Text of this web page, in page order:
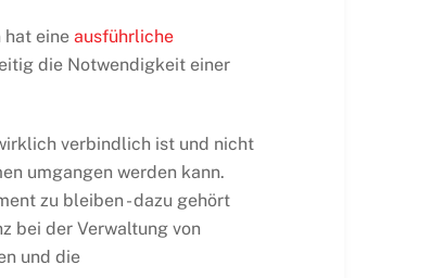
hat eineausführliche
die Notwendigkeit einer
verbindlich ist und nicht
umgangen werden kann.
zu bleiben - dazu gehört
bei der Verwaltung von
und die